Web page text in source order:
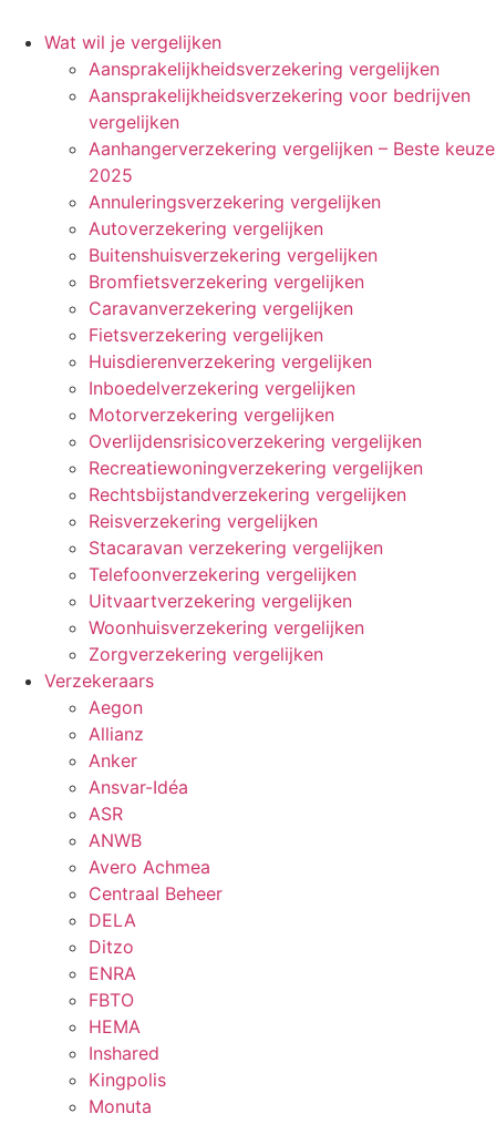
Wat wil je vergelijken
Aansprakelijkheidsverzekering vergelijken
Aansprakelijkheidsverzekering voor bedrijven
vergelijken
Aanhangerverzekering vergelijken – Beste keuze
2025
Annuleringsverzekering vergelijken
Autoverzekering vergelijken
Buitenshuisverzekering vergelijken
Bromfietsverzekering vergelijken
Caravanverzekering vergelijken
Fietsverzekering vergelijken
Huisdierenverzekering vergelijken
Inboedelverzekering vergelijken
Motorverzekering vergelijken
Overlijdensrisicoverzekering vergelijken
Recreatiewoningverzekering vergelijken
Rechtsbijstandverzekering vergelijken
Reisverzekering vergelijken
Stacaravan verzekering vergelijken
Telefoonverzekering vergelijken
Uitvaartverzekering vergelijken
Woonhuisverzekering vergelijken
Zorgverzekering vergelijken
Verzekeraars
Aegon
Allianz
Anker
Ansvar-Idéa
ASR
ANWB
Avero Achmea
Centraal Beheer
DELA
Ditzo
ENRA
FBTO
HEMA
Inshared
Kingpolis
Monuta